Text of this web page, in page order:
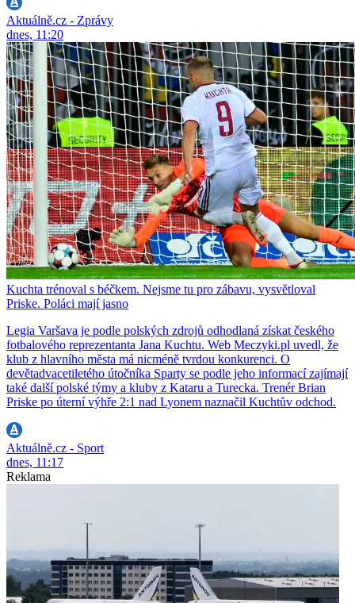
Aktuálně.cz - Zprávy
dnes, 11:20
Kuchta trénoval s béčkem. Nejsme tu pro zábavu, vysvětloval
Priske. Poláci mají jasno
Legia Varšava je podle polských zdrojů odhodlaná získat českého
fotbalového reprezentanta Jana Kuchtu. Web Meczyki.pl uvedl, že
klub z hlavního města má nicméně tvrdou konkurenci. O
devětadvacetiletého útočníka Sparty se podle jeho informací zajímají
také další polské týmy a kluby z Kataru a Turecka. Trenér Brian
Priske po úterní výhře 2:1 nad Lyonem naznačil Kuchtův odchod.
Aktuálně.cz - Sport
dnes, 11:17
Reklama